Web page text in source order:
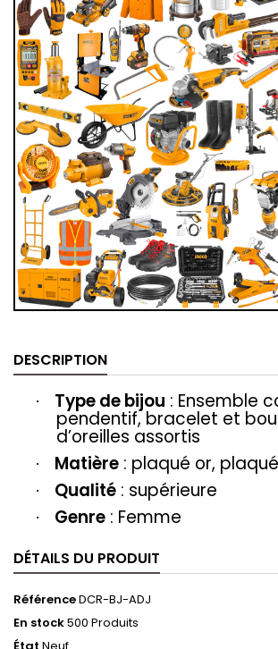
DESCRIPTION
· Type de bijou : Ensemble
pendentif, bracelet et
d’oreilles assortis
· Matière : plaqué or,
· Qualité : supérieure
· Genre : Femme
DÉTAILS DU PRODUIT
RéférenceDCR-BJ-ADJ
En stock500 Produits